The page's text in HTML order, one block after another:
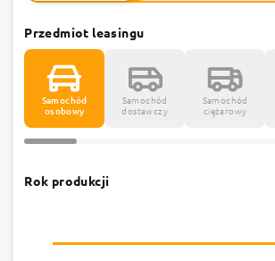
Przedmiot leasingu
Samochód
osobowy
Samochód
dostawczy
Samochód
ciężarowy
Rok produkcji